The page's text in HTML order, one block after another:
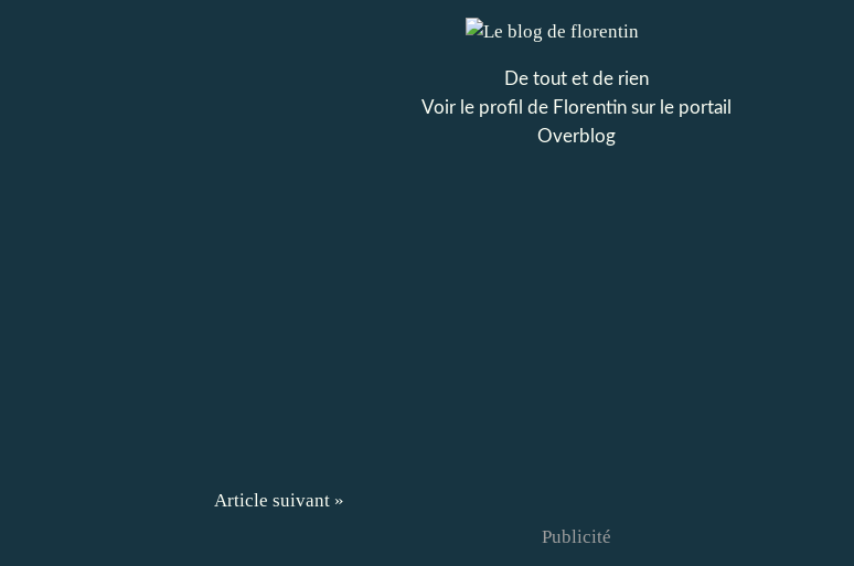
Article suivant »
De tout et de rien
Voir le profil de Florentinsur le portail
Overblog
Publicité